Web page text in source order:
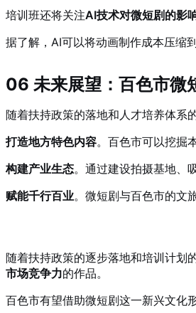
培训班还将关注AI技术对微短剧的影
据了解，AI可以将动画制作成本压缩
06 未来展望：百色市微
随着扶持政策的落地和人才培养体系
打造地方特色内容。百色市可以挖掘
构建产业生态。通过建设拍摄基地、
赋能千行百业。微短剧与百色市的文
随着扶持政策的逐步落地和培训计划
市场竞争力的作品。
百色市有望借助微短剧这一新兴文化